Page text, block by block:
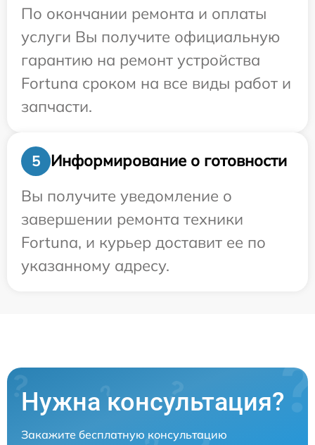
По окончании ремонта и оплаты
услуги Вы получите официальную
гарантию на ремонт устройства
Fortuna сроком на все виды работ и
запчасти.
5
Информирование о готовности
Вы получите уведомление о
завершении ремонта техники
Fortuna, и курьер доставит ее по
указанному адресу.
Нужна консультация?
Закажите бесплатную консультацию